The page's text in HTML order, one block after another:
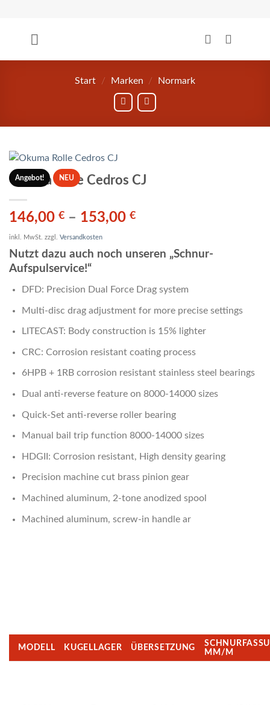
springen
Start / Marken / Normark
Angebot! NEU
Okuma Rolle Cedros CJ
146,00 € – 153,00 €
inkl. MwSt. zzgl. Versandkosten
Nutzt dazu auch noch unseren „Schnur-
Aufspulservice!“
DFD: Precision Dual Force Drag system
Multi-disc drag adjustment for more precise settings
LITECAST: Body construction is 15% lighter
CRC: Corrosion resistant coating process
6HPB + 1RB corrosion resistant stainless steel bearings
Dual anti-reverse feature on 8000-14000 sizes
Quick-Set anti-reverse roller bearing
Manual bail trip function 8000-14000 sizes
HDGII: Corrosion resistant, High density gearing
Precision machine cut brass pinion gear
Machined aluminum, 2-tone anodized spool
Machined aluminum, screw-in handle ar
MODELL KUGELLAGER ÜBERSETZUNG
MM/M